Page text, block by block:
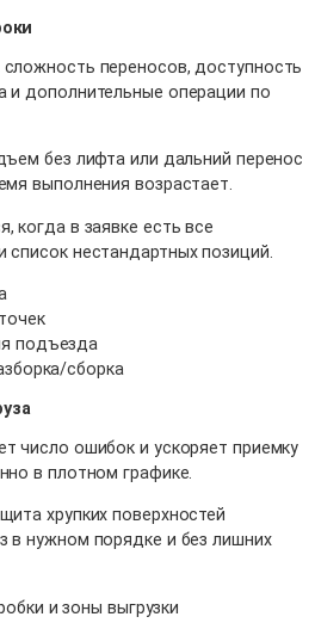
переносов, доступность
и дополнительные операции по
без лифта или дальний перенос
выполнения возрастает.
когда в заявке есть все
нестандартных позиций.
подъезда
сборка
число ошибок и ускоряет приемку
в плотном графике.
хрупких поверхностей
в нужном порядке и без лишних
и зоны выгрузки